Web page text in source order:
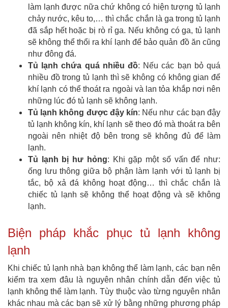
làm lạnh được nữa chứ không có hiện tượng tủ lạnh
chảy nước, kêu to,… thì chắc chắn là ga trong tủ lạnh
đã sắp hết hoặc bị rò rỉ ga. Nếu không có ga, tủ lạnh
sẽ không thể thổi ra khí lạnh để bảo quản đồ ăn cũng
như đông đá.
Tủ lạnh chứa quá nhiều đồ: Nếu các bạn bỏ quá
nhiều đồ trong tủ lạnh thì sẽ không có không gian để
khí lạnh có thể thoát ra ngoài và lan tỏa khắp nơi nên
những lúc đó tủ lạnh sẽ không lạnh.
Tủ lạnh không được đậy kín: Nếu như các bạn đậy
tủ lạnh không kín, khí lạnh sẽ theo đó mà thoát ra bên
ngoài nên nhiệt độ bên trong sẽ không đủ để làm
lạnh.
Tủ lạnh bị hư hỏng: Khi gặp một số vấn để như:
ống lưu thông giữa bộ phận làm lạnh với tủ lạnh bị
tắc, bộ xả đá không hoạt động… thì chắc chắn là
chiếc tủ lạnh sẽ không thể hoạt động và sẽ không
lạnh.
Biện pháp khắc phục tủ lạnh không
lạnh
Khi chiếc tủ lạnh nhà bạn không thể làm lạnh, các bạn nên
kiểm tra xem đâu là nguyên nhân chính dẫn đến việc tủ
lạnh không thể làm lạnh. Tùy thuộc vào từng nguyên nhân
khác nhau mà các bạn sẽ xử lý bằng những phương pháp